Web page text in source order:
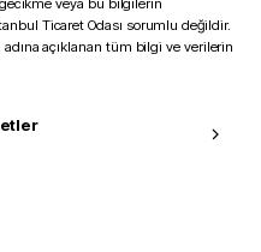
veya bu bilgilerin
Ticaret Odası sorumlu değildir.
açıklanan tüm bilgi ve verilerin